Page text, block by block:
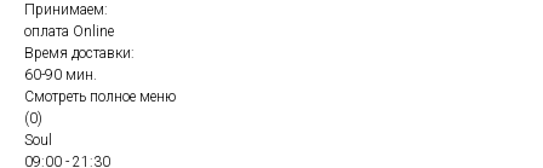
Принимаем:
оплата Online
Время доставки:
60-90 мин.
Смотреть полное меню
(0)
Soul
09:00 - 21:30